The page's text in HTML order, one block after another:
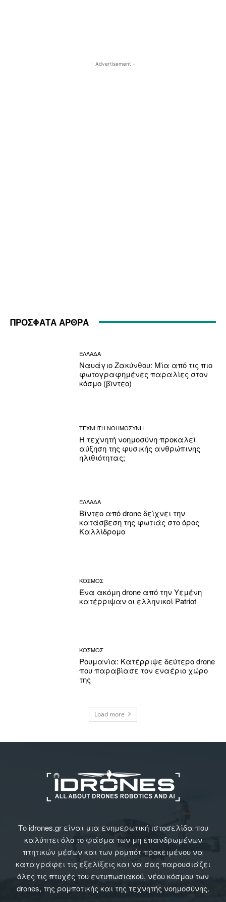
- Advertisement -
ΠΡΟΣΦΑΤΑ ΑΡΘΡΑ
ΕΛΛΑΔΑ
Ναυάγιο Ζακύνθου: Μία από τις πιο
φωτογραφημένες παραλίες στον
κόσμο (βίντεο)
ΤΕΧΝΗΤΗ ΝΟΗΜΟΣΥΝΗ
Η τεχνητή νοημοσύνη προκαλεί
αύξηση της φυσικής ανθρώπινης
ηλιθιότητας;
ΕΛΛΑΔΑ
Βίντεο από drone δείχνει την
κατάσβεση της φωτιάς στο όρος
Καλλίδρομο
ΚΟΣΜΟΣ
Ένα ακόμη drone από την Υεμένη
κατέρριψαν οι ελληνικοί Patriot
ΚΟΣΜΟΣ
Ρουμανία: Κατέρριψε δεύτερο drone
που παραβίασε τον εναέριο χώρο
της
Load more
Το idrones.gr είναι μια ενημερωτική ιστοσελίδα που
καλύπτει όλο το φάσμα των μη επανδρωμένων
πτητικών μέσων και των ρομπότ προκειμένου να
καταγράφει τις εξελίξεις και να σας παρουσιάζει
όλες τις πτυχές του εντυπωσιακού, νέου κόσμου των
drones, της ρομποτικής και της τεχνητής νοημοσύνης.